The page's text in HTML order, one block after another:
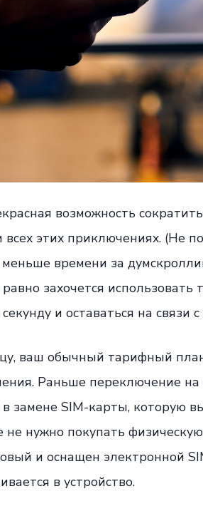
возможность
всех этих приключениях. (Не
времени за
захочется
и оставаться на связи
ваш обычный тарифный
Раньше переключение
замене SIM-карты, которую
нужно покупать
и оснащен электронной
в устройство.